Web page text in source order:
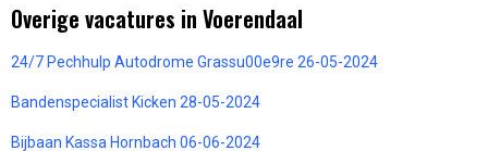
Overige vacatures in Voerendaal
24/7 Pechhulp Autodrome Grassu00e9re 26-05-2024
Bandenspecialist Kicken 28-05-2024
Bijbaan Kassa Hornbach 06-06-2024